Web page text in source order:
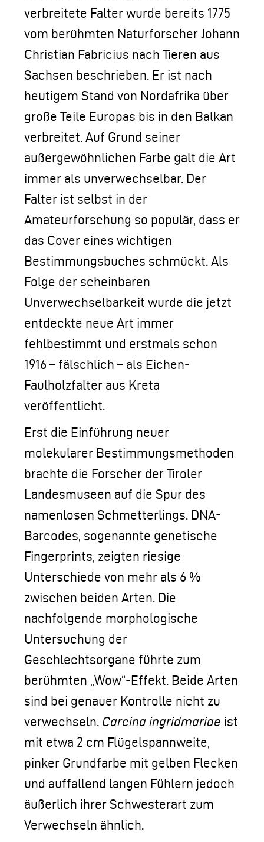
verbreitete Falter wurde bereits 1775
vom berühmten Naturforscher Johann
Christian Fabricius nach Tieren aus
Sachsen beschrieben. Er ist nach
heutigem Stand von Nordafrika über
große Teile Europas bis in den Balkan
verbreitet. Auf Grund seiner
außergewöhnlichen Farbe galt die Art
immer als unverwechselbar. Der
Falter ist selbst in der
Amateurforschung so populär, dass er
das Cover eines wichtigen
Bestimmungsbuches schmückt. Als
Folge der scheinbaren
Unverwechselbarkeit wurde die jetzt
entdeckte neue Art immer
fehlbestimmt und erstmals schon
1916 – fälschlich – als Eichen-
Faulholzfalter aus Kreta
veröffentlicht.
Erst die Einführung neuer
molekularer Bestimmungsmethoden
brachte die Forscher der Tiroler
Landesmuseen auf die Spur des
namenlosen Schmetterlings. DNA-
Barcodes, sogenannte genetische
Fingerprints, zeigten riesige
Unterschiede von mehr als 6 %
zwischen beiden Arten. Die
nachfolgende morphologische
Untersuchung der
Geschlechtsorgane führte zum
berühmten „Wow“-Effekt. Beide Arten
sind bei genauer Kontrolle nicht zu
verwechseln. Carcina ingridmariae ist
mit etwa 2 cm Flügelspannweite,
pinker Grundfarbe mit gelben Flecken
und auffallend langen Fühlern jedoch
äußerlich ihrer Schwesterart zum
Verwechseln ähnlich.